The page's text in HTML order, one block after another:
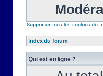
Supprimer tous les cookies du
Index du forum
Qui est en ligne ?